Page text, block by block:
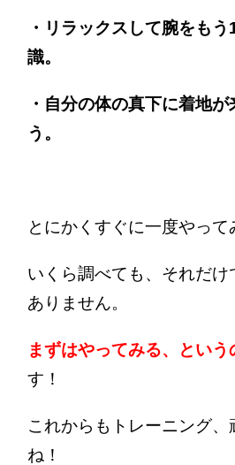
・リラックスして腕をも
識。
・自分の体の真下に着地
う。
とにかくすぐに一度やって
いくら調べても、それだけ
ありません。
まずはやってみる、とい
す！
これからもトレーニング
ね！